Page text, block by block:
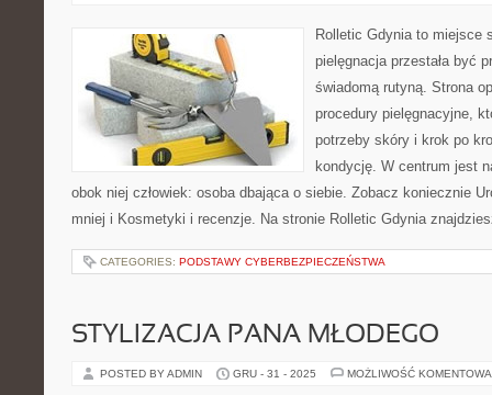
Rolletic Gdynia to miejsce
pielęgnacja przestała być
świadomą rutyną. Strona
procedury pielęgnacyjne,
potrzeby skóry i krok po
kondycję. W centrum jest
obok niej człowiek: osoba dbająca o siebie. Zobacz koniecznie
mniej i Kosmetyki i recenzje. Na stronie Rolletic Gdynia
CATEGORIES: PODSTAWY CYBERBEZPIECZEŃSTWA
STYLIZACJA PANA MŁODEGO
POSTED BY ADMIN GRU - 31 - 2025 MOŻLIWOŚĆ